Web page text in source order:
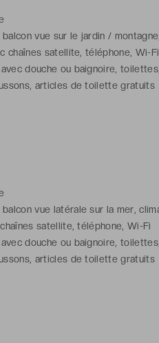
balcon vue sur le jardin /
chaînes satellite, téléphone, Wi-Fi
douche ou baignoire,
articles de toilette gratuits
balcon vue latérale sur la mer,
satellite, téléphone, Wi-Fi
douche ou baignoire,
articles de toilette gratuits